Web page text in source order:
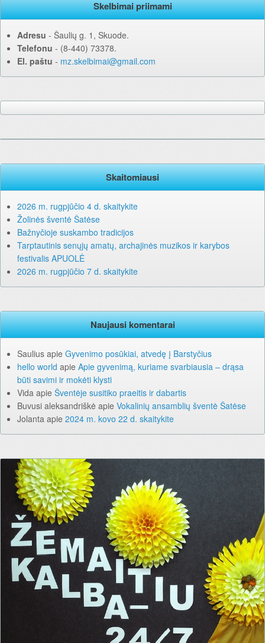
Skelbimai priimami
Adresu ‐ Šaulių g. 1, Skuode.
Telefonu ‐ (8-440) 73378.
El. paštu ‐ mz.skelbimai@gmail.com
Skaitomiausi
2026 m. rugpjūčio 4 d. skaitykite
Žolinės šventė Šatėse
Bažnyčioje suskambo tradicijos
Tarptautinis senųjų amatų, archajinės muzikos ir karybos
festivalis APUOLĖ
2026 m. rugpjūčio 7 d. skaitykite
Naujausi komentarai
Saulius apie Gyvenimo posūkiai, atvedę į Barstyčius
hello world apie Apie gyvenimą, kuriame svarbiausia – drąsa
būti savimi ir mokėti klysti
Vida apie Šventėje susitiko praeitis ir dabartis
Buvusi aleksandriškė apie Vokalinių ansamblių šventė Šatėse
Jolanta apie 2024 m. kovo 22 d. skaitykite